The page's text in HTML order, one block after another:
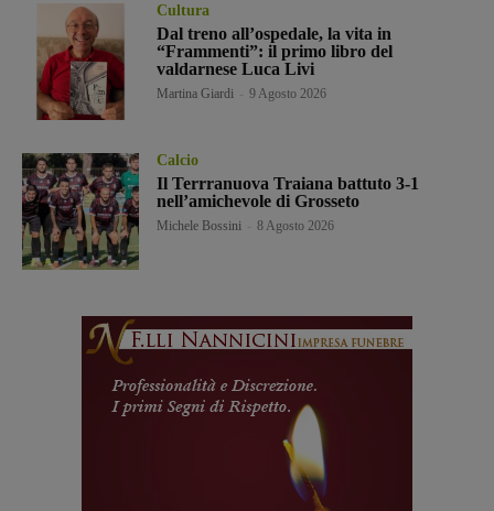
Cultura
Dal treno all’ospedale, la vita in
“Frammenti”: il primo libro del
valdarnese Luca Livi
Martina Giardi 9 Agosto 2026
Calcio
Il Terrranuova Traiana battuto 3-1
nell’amichevole di Grosseto
Michele Bossini 8 Agosto 2026